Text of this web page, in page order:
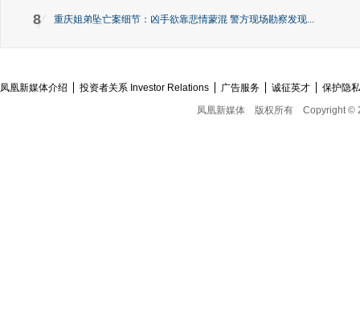
8 重庆姐弟坠亡案细节：凶手欲靠悲情蒙混 警方现场勘察发现...
凤凰新媒体介绍 投资者关系 Investor Relations 广告服务 诚征英才
保护隐
凤凰新媒体
版权所有 Copyright ©